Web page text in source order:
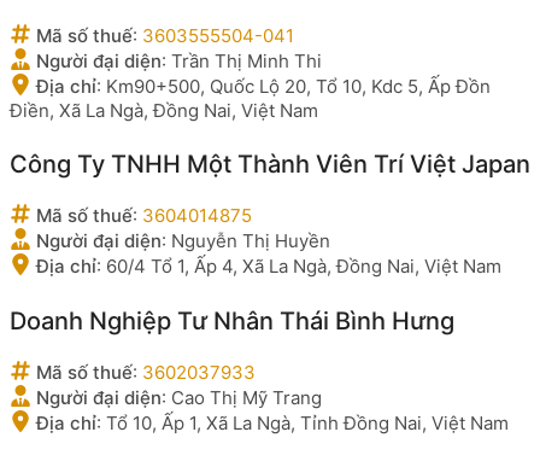
Mã số thuế: 3603555504-041
Người đại diện: Trần Thị Minh Thi
Địa chỉ: Km90+500, Quốc Lộ 20, Tổ 10, Kdc 5, Ấp Đồn
Điền, Xã La Ngà, Đồng Nai, Việt Nam
Công Ty TNHH Một Thành Viên Trí Việt Japan
Mã số thuế: 3604014875
Người đại diện: Nguyễn Thị Huyền
Địa chỉ: 60/4 Tổ 1, Ấp 4, Xã La Ngà, Đồng Nai, Việt Nam
Doanh Nghiệp Tư Nhân Thái Bình Hưng
Mã số thuế: 3602037933
Người đại diện: Cao Thị Mỹ Trang
Địa chỉ: Tổ 10, Ấp 1, Xã La Ngà, Tỉnh Đồng Nai, Việt Nam